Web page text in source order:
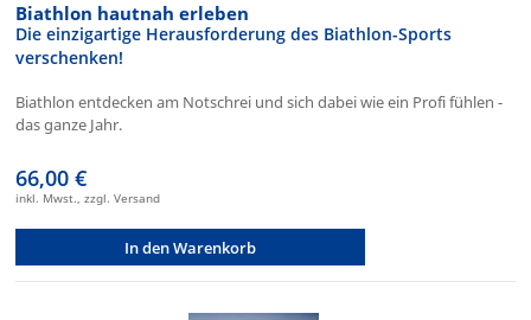
Biathlon hautnah erleben
Die einzigartige Herausforderung des Biathlon-Sports
verschenken!
Biathlon entdecken am Notschrei und sich dabei wie ein Profi fühlen -
das ganze Jahr.
66,00 €
inkl. Mwst., zzgl. Versand
In den Warenkorb